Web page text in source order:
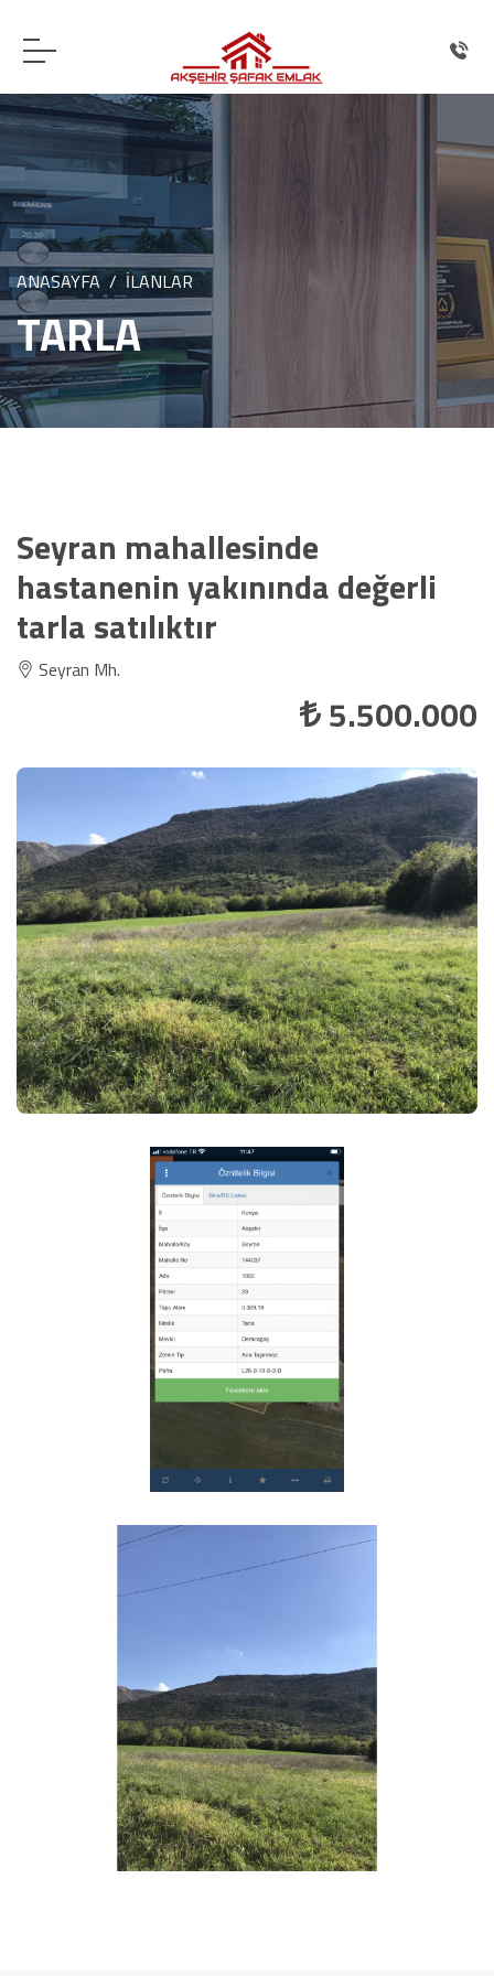
ANASAYFA İLANLAR
TARLA
Seyran mahallesinde
hastanenin yakınında değerli
tarla satılıktır
Seyran Mh.
5.500.000